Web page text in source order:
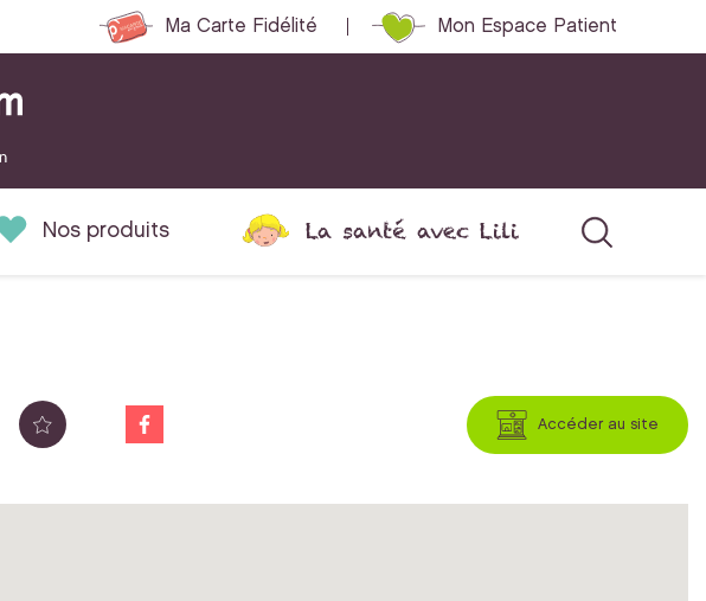
Ma Carte Fidélité Mon Espace Patient
Nos produits La santé avec Lili
Accéder au site